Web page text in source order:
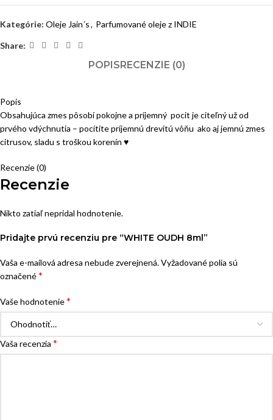
Kategórie: Oleje Jain´s, Parfumované oleje z INDIE
Share:
POPIS RECENZIE (0)
Popis
Obsahujúca zmes pôsobí pokojne a príjemný pocit je citeľný už od
prvého vdýchnutia – pocítite príjemnú drevitú vôňu ako aj jemnú zmes
citrusov, sladu s troškou korenín ♥
Recenzie (0)
Recenzie
Nikto zatiaľ nepridal hodnotenie.
Pridajte prvú recenziu pre “WHITE OUDH 8ml”
Vaša e-mailová adresa nebude zverejnená.Vyžadované polia sú
označené*
Vaše hodnotenie*
Vaša recenzia *